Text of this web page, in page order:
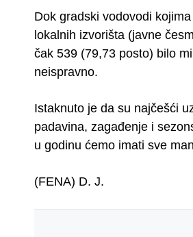
Dok gradski vodovodi
lokalnih izvorišta (javne
čak 539 (79,73 posto) bilo
neispravno.
Istaknuto je da su najčešći
padavina, zagađenje i
u godinu ćemo imati sve
(FENA) D. J.